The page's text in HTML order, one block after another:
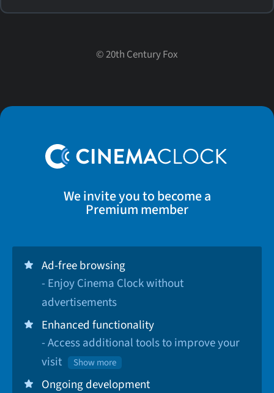
©20th Century Fox
We invite you to become a
Premium member
Ad-free browsing
- Enjoy Cinema Clock without
advertisements
Enhanced functionality
- Access additional tools to improve your
visit
Show more
Ongoing development